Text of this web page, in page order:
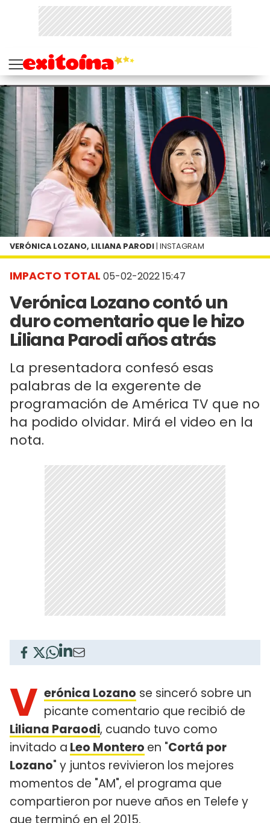
IMPACTO TOTAL 05-02-2022 15:47
Verónica Lozano contó un
duro comentario que le hizo
Liliana Parodi años atrás
La presentadora confesó esas
palabras de la exgerente de
programación de América TV que no
ha podido olvidar. Mirá el video en la
nota.
VERÓNICA LOZANO, LILIANA PARODI | INSTAGRAM
V erónica Lozano se sinceró sobre un
picante comentario que recibió de
Liliana Paraodi, cuando tuvo como
invitado a Leo Montero en "Cortá por
Lozano" y juntos revivieron los mejores
momentos de "AM", el programa que
compartieron por nueve años en Telefe y
que terminó en el 2015.